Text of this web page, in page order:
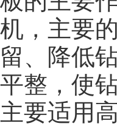
机，主要
留、降低
平整，使
主要适用